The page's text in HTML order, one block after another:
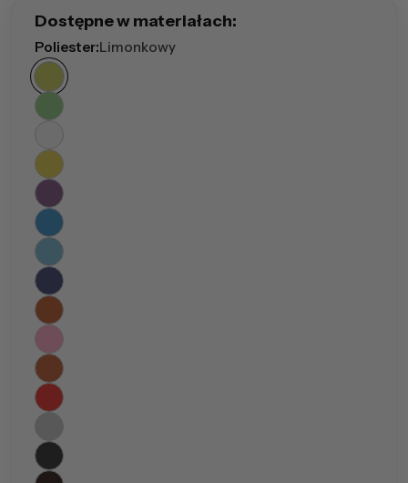
Dostępne w materiałach:
Poliester:Limonkowy